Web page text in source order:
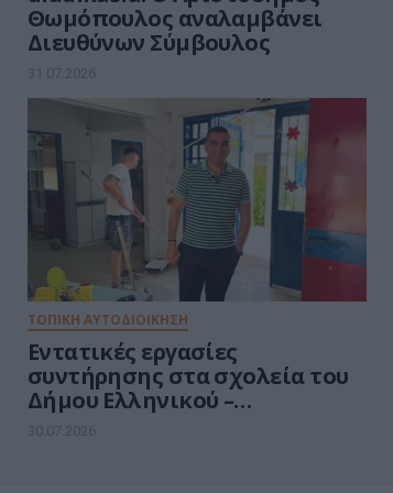
Θωμόπουλος αναλαμβάνει
Διευθύνων Σύμβουλος
31.07.2026
ΤΟΠΙΚΗ ΑΥΤΟΔΙΟΙΚΗΣΗ
Εντατικές εργασίες
συντήρησης στα σχολεία του
Δήμου Ελληνικού –
Αργυρούπολης
30.07.2026